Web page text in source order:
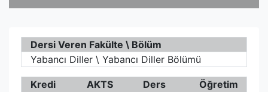
Dersi Veren Fakülte \ Bölüm
Yabancı Diller \ Yabancı Diller Bölümü
Kredi AKTS
Ders
Öğretim